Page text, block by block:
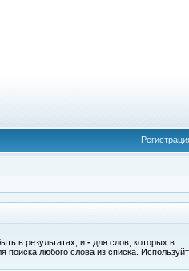
в результатах, и - для слов, которых в
поиска любого слова из списка.